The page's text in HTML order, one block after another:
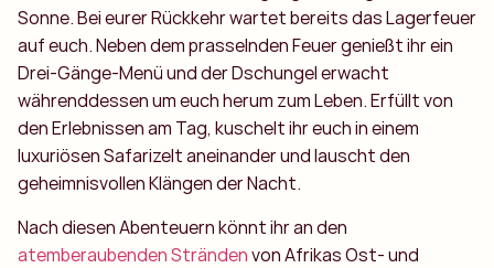
Sonne. Bei eurer Rückkehr wartet bereits das Lagerfeuer
auf euch. Neben dem prasselnden Feuer genießt ihr ein
Drei-Gänge-Menü und der Dschungel erwacht
währenddessen um euch herum zum Leben. Erfüllt von
den Erlebnissen am Tag, kuschelt ihr euch in einem
luxuriösen Safarizelt aneinander und lauscht den
geheimnisvollen Klängen der Nacht.
Nach diesen Abenteuern könnt ihr an den
atemberaubenden Strändenvon Afrikas Ost- und